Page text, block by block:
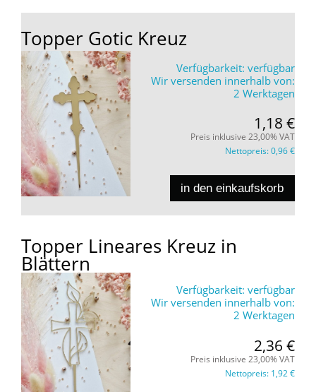
Topper Gotic Kreuz
Verfügbarkeit: verfügbar
Wir versenden innerhalb von:
2 Werktagen
1,18 €
Preis inklusive 23,00% VAT
Nettopreis:0,96 €
in den einkaufskorb
Topper Lineares Kreuz in
Blättern
Verfügbarkeit: verfügbar
Wir versenden innerhalb von:
2 Werktagen
2,36 €
Preis inklusive 23,00% VAT
Nettopreis: 1,92 €